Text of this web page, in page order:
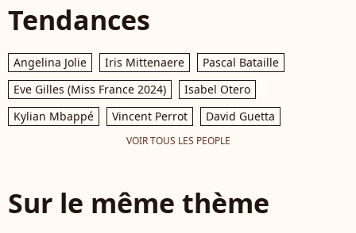
Tendances
Angelina Jolie Iris Mittenaere
Pascal Bataille
Eve Gilles (Miss France 2024)
Isabel Otero
Kylian Mbappé
Vincent Perrot David Guetta
VOIR TOUS LES PEOPLE
Sur le même thème